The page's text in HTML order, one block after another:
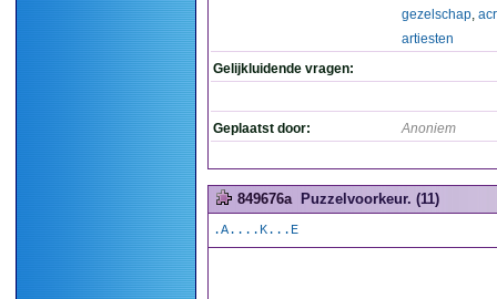
gezelschap,
artiesten
Gelijkluidende vragen:
Geplaatst door: Anoniem
849676a Puzzelvoorkeur. (11)
.A....K...E